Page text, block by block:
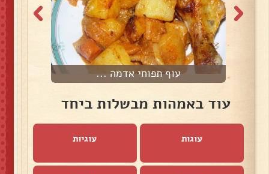
עוף תפוחי אדמה ...
עוד באמהות מבשלות ביחד
עוגות עוגיות